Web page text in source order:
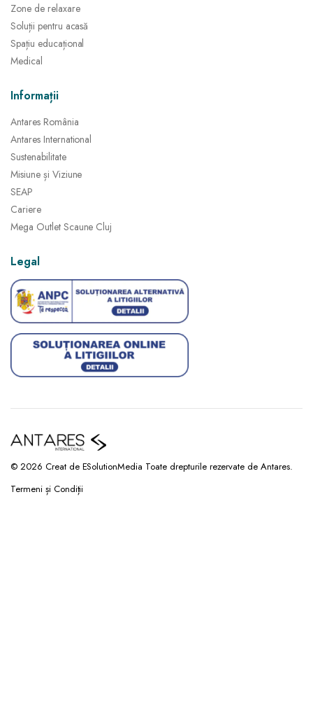
Zone de relaxare
Soluții pentru acasă
Spațiu educațional
Medical
Informații
Antares România
Antares International
Sustenabilitate
Misiune și Viziune
SEAP
Cariere
Mega Outlet Scaune Cluj
Legal
© 2026 Creat de ESolutionMedia Toate drepturile rezervate de Antares.
Termeni și Condiții